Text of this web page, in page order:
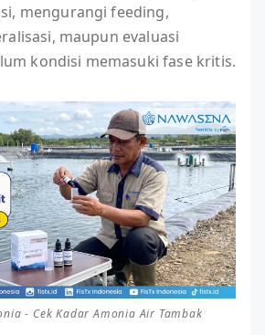
mengurangi feeding,
maupun evaluasi
kondisi memasuki fase kritis.
- Cek Kadar Amonia Air Tambak